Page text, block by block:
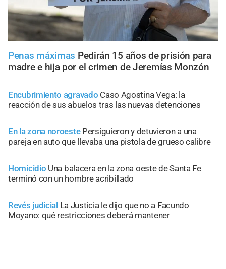
Penas máximas Pedirán 15 años de prisión para
madre e hija por el crimen de Jeremías Monzón
Encubrimiento agravado Caso Agostina Vega: la
reacción de sus abuelos tras las nuevas detenciones
En la zona noroeste Persiguieron y detuvieron a una
pareja en auto que llevaba una pistola de grueso calibre
Homicidio Una balacera en la zona oeste de Santa Fe
terminó con un hombre acribillado
Revés judicial La Justicia le dijo que no a Facundo
Moyano: qué restricciones deberá mantener